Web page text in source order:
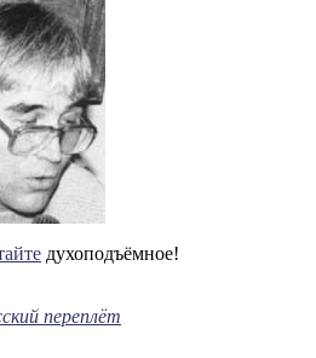
духоподъёмное!
переплёт